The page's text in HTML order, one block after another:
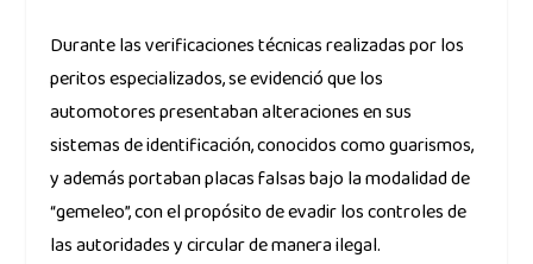
Durante las verificaciones técnicas realizadas por los
peritos especializados, se evidenció que los
automotores presentaban alteraciones en sus
sistemas de identificación, conocidos como guarismos,
y además portaban placas falsas bajo la modalidad de
“gemeleo”, con el propósito de evadir los controles de
las autoridades y circular de manera ilegal.